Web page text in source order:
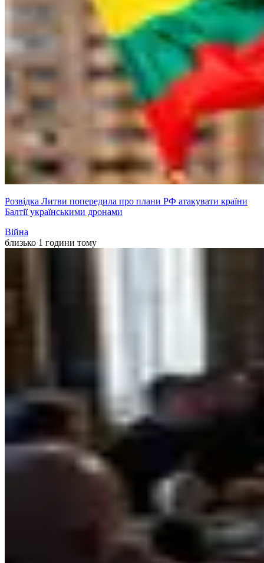
Розвідка Литви попередила про плани РФ атакувати країни
Балтії українськими дронами
Війна
близько 1 години тому